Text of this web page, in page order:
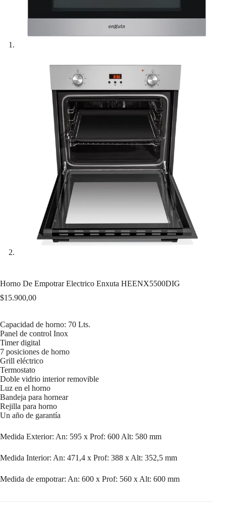
Horno De Empotrar Electrico Enxuta HEENX5500DIG
$15.900,00
Capacidad de horno: 70 Lts.
Panel de control Inox
Timer digital
7 posiciones de horno
Grill eléctrico
Termostato
Doble vidrio interior removible
Luz en el horno
Bandeja para hornear
Rejilla para horno
Un año de garantía
Medida Exterior: An: 595 x Prof: 600 Alt: 580 mm
Medida Interior: An: 471,4 x Prof: 388 x Alt: 352,5 mm
Medida de empotrar: An: 600 x Prof: 560 x Alt: 600 mm